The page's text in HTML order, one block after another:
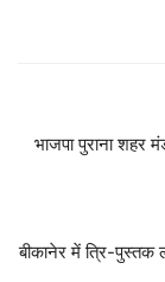
भाजपा पुराना
बीकानेर में त्रि-पुस्तक